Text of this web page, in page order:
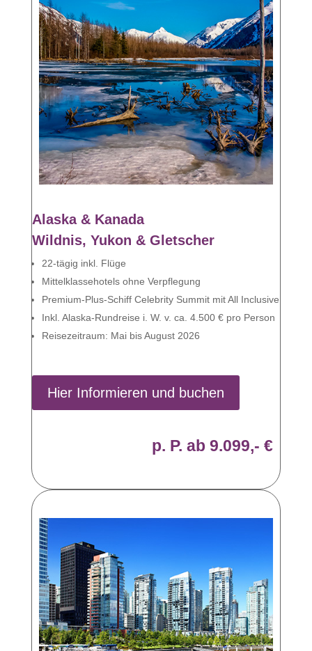
Alaska & Kanada
Wildnis, Yukon & Gletscher
22-tägig inkl. Flüge
Mittelklassehotels ohne Verpflegung
Premium-Plus-Schiff Celebrity Summit mit All Inclusive
Inkl. Alaska-Rundreise i. W. v. ca. 4.500 € pro Person
Reisezeitraum: Mai bis August 2026
Hier Informieren und buchen
p. P. ab 9.099,- €